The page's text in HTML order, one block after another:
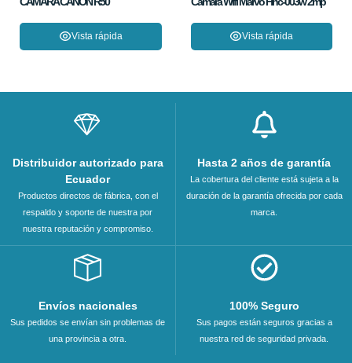
Vista rápida Vista rápida
Distribuidor autorizado para
Ecuador
Productos directos de fábrica, con el
respaldo y soporte de nuestra por
nuestra reputación y compromiso.
Hasta 2 años de garantía
La cobertura del cliente está sujeta a la
duración de la garantía ofrecida por cada
marca.
Envíos nacionales
Sus pedidos se envían sin problemas de
una provincia a otra.
100% Seguro
Sus pagos están seguros gracias a
nuestra red de seguridad privada.